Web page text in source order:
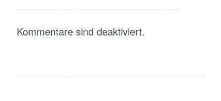
Kommentare sind deaktiviert.